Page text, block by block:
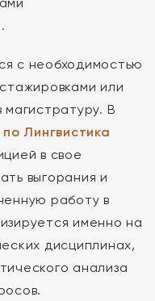
с необходимостью
или
магистратуру. В
Лингвистика
в свое
выгорания и
работу в
именно на
дисциплинах,
анализа